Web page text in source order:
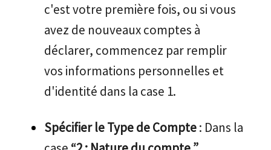
c'est votre première fois, ou si vous
avez de nouveaux comptes à
déclarer, commencez par remplir
vos informations personnelles et
d'identité dans la case 1.
Spécifier le Type de Compte: Dans la